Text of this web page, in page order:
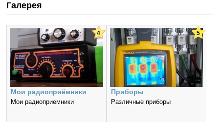
Галерея
Мои радиоприёмники
Мои радиоприемники
4
Приборы
Различные приборы
5